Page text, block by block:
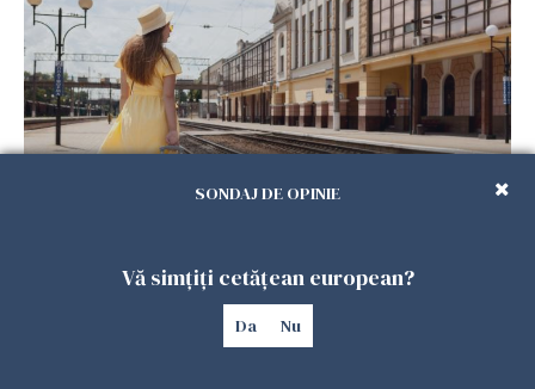
Haos pe calea ferată în Italia! Timp de
aproape patru zile, trenurile spre Roma și
Milano pot întârzia până la 3 ore
SONDAJ DE OPINIE
Vă simțiți cetățean european?
Da Nu